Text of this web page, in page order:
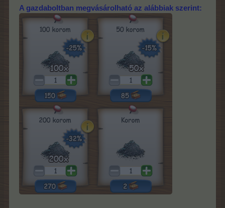
A gazdaboltban megvásárolható az alábbiak szerint: